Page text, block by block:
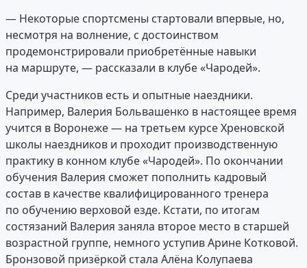
— Некоторые спортсмены стартовали впервые, но,
несмотря на волнение, с достоинством
продемонстрировали приобретённые навыки
на маршруте, — рассказали в клубе «Чародей».
Среди участников есть и опытные наездники.
Например, Валерия Больвашенко в настоящее время
учится в Воронеже — на третьем курсе Хреновской
школы наездников и проходит производственную
практику в конном клубе «Чародей». По окончании
обучения Валерия сможет пополнить кадровый
состав в качестве квалифицированного тренера
по обучению верховой езде. Кстати, по итогам
состязаний Валерия заняла второе место в старшей
возрастной группе, немного уступив Арине Котковой.
Бронзовой призёркой стала Алёна Колупаева